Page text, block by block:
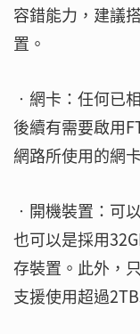
容錯能力，建議
置。
‧網卡：任何已
後續有需要啟用
網路所使用的網
‧開機裝置：可
也可以是採用
存裝置。此外，
支援使用超過